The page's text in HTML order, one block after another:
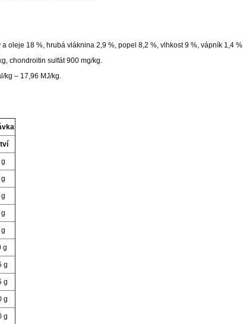
oleje 18 %, hrubá vláknina 2,9 %, popel 8,2 %, vlhkost 9 %, vápník 1,4
chondroitin sulfát 900 mg/kg.
kg – 17,96 MJ/kg.
g
g
g
g
g